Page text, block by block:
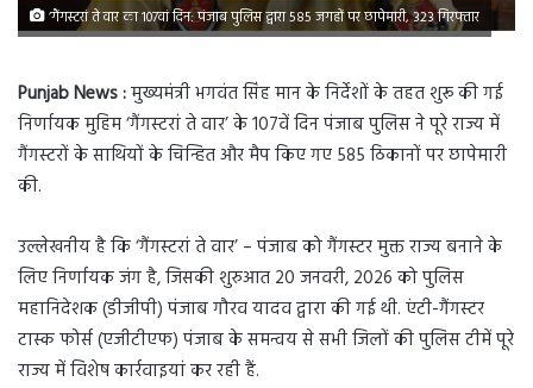
’गैंगस्टरां ते वार का 107वां दिन: पंजाब पुलिस द्वारा 585 जगहों पर छापेमारी, 323 गिरफ्तार
Punjab News :मुख्यमंत्री भगवंत सिंह मान के निर्देशों के तहत शुरू की गई
निर्णायक मुहिम ‘गैंगस्टरां ते वार’ के 107वें दिन पंजाब पुलिस ने पूरे राज्य में
गैंगस्टरों के साथियों के चिन्हित और मैप किए गए 585 ठिकानों पर छापेमारी
की.
उल्लेखनीय है कि ‘गैंगस्टरां ते वार’ – पंजाब को गैंगस्टर मुक्त राज्य बनाने के
लिए निर्णायक जंग है, जिसकी शुरुआत 20 जनवरी, 2026 को पुलिस
महानिदेशक (डीजीपी) पंजाब गौरव यादव द्वारा की गई थी. एंटी-गैंगस्टर
टास्क फोर्स (एजीटीएफ) पंजाब के समन्वय से सभी जिलों की पुलिस टीमें पूरे
राज्य में विशेष कार्रवाइयां कर रही हैं.